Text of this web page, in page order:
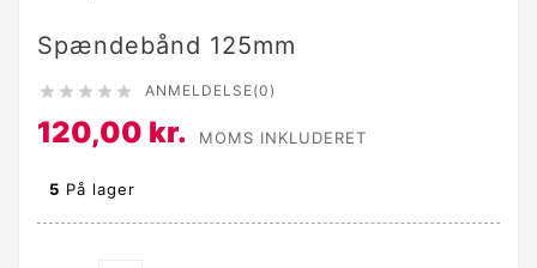
Spændebånd 125mm
     ANMELDELSE(0)
120,00 kr. MOMS INKLUDERET
5 På lager